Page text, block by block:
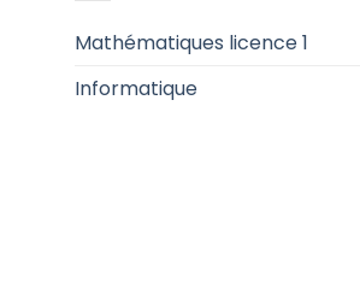
Mathématiques licence 1
Informatique